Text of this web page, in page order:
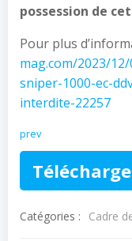
possession de
Pour plus
mag.com/2023/
sniper-1000-ec-
interdite-22257
prev
Catégories : Cadre